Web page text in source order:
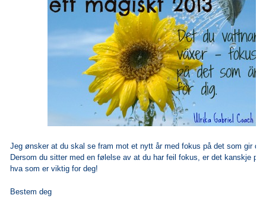
Jeg ønsker at du skal se fram mot et nytt år med fokus på det som gir
Dersom du sitter med en følelse av at du har feil fokus, er det kanskje på
hva som er viktig for deg!
Bestem deg